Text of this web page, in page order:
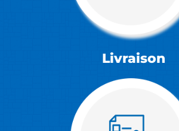
Livraison